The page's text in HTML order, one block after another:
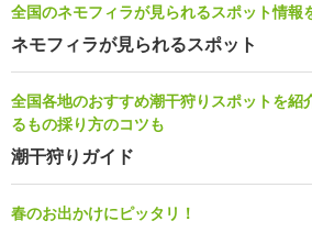
全国のネモフィラが見られるスポット情報
ネモフィラが見られるスポット
全国各地のおすすめ潮干狩りスポットを紹
るもの採り方のコツも
潮干狩りガイド
春のお出かけにピッタリ！